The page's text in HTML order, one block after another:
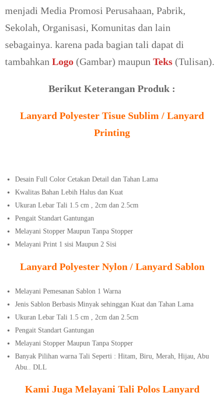
menjadi Media Promosi Perusahaan, Pabrik,
Sekolah, Organisasi, Komunitas dan lain
sebagainya. karena pada bagian tali dapat di
tambahkan Logo (Gambar) maupun Teks (Tulisan).
Berikut Keterangan Produk :
Lanyard Polyester Tisue Sublim / Lanyard
Printing
Desain Full Color Cetakan Detail dan Tahan Lama
Kwalitas Bahan Lebih Halus dan Kuat
Ukuran Lebar Tali 1.5 cm , 2cm dan 2.5cm
Pengait Standart Gantungan
Melayani Stopper Maupun Tanpa Stopper
Melayani Print 1 sisi Maupun 2 Sisi
Lanyard Polyester Nylon / Lanyard Sablon
Melayani Pemesanan Sablon 1 Warna
Jenis Sablon Berbasis Minyak sehinggan Kuat dan Tahan Lama
Ukuran Lebar Tali 1.5 cm , 2cm dan 2.5cm
Pengait Standart Gantungan
Melayani Stopper Maupun Tanpa Stopper
Banyak Pilihan warna Tali Seperti : Hitam, Biru, Merah, Hijau, Abu
Abu.. DLL
Kami Juga Melayani Tali Polos Lanyard